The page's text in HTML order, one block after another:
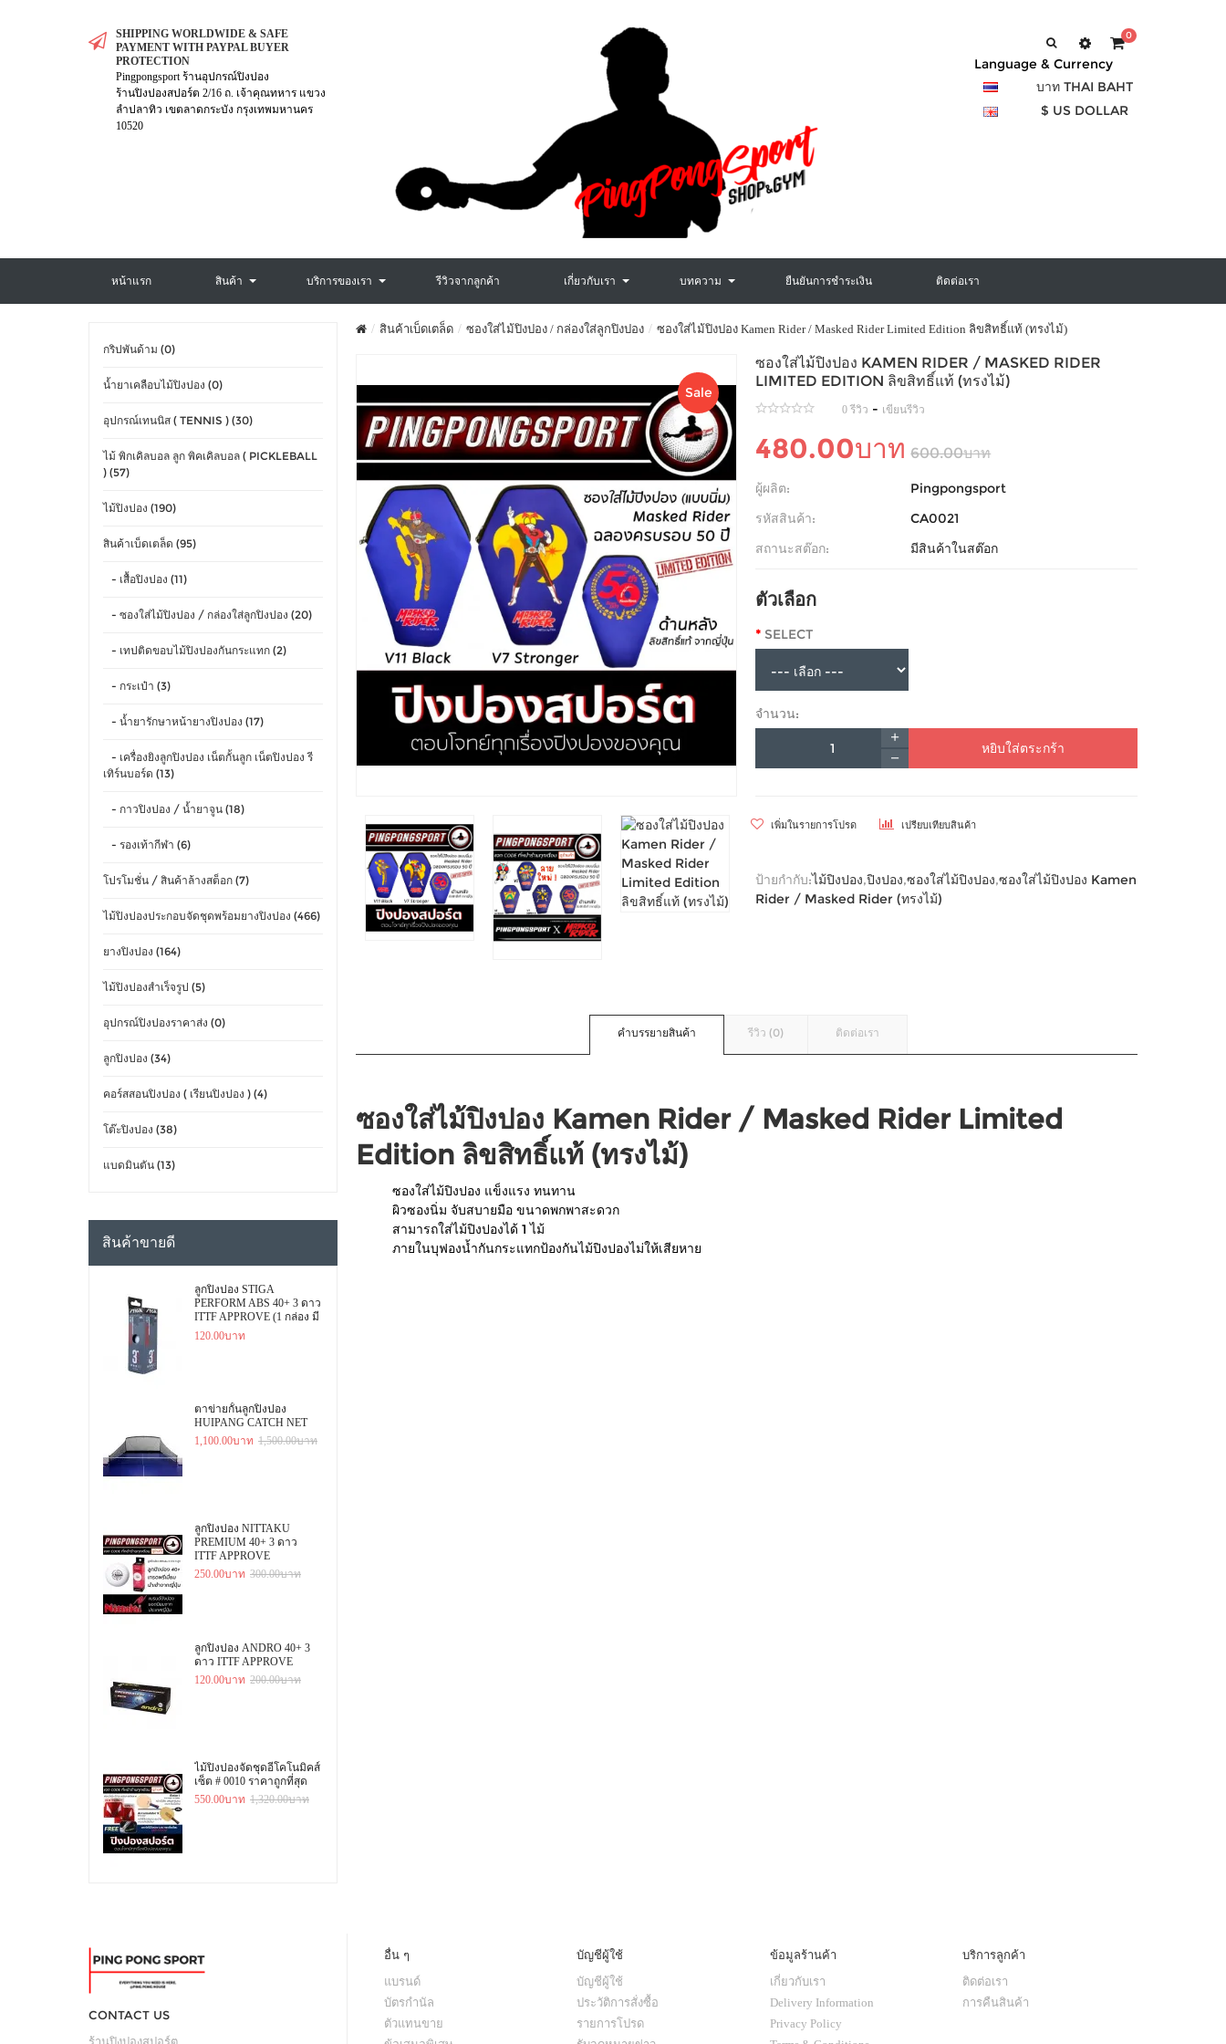
SHIPPING WORLDWIDE & SAFE
PAYMENT WITH PAYPAL BUYER
PROTECTION
Pingpongsport ร้านอุปกรณ์ปิงปอง
ร้านปิงปองสปอร์ต 2/16 ถ. เจ้าคุณทหาร แขวง
ลำปลาทิว เขตลาดกระบัง กรุงเทพมหานคร
10520
0
Language & Currency
บาท THAI BAHT
$ US DOLLAR
หน้าแรก สินค้า บริการของเรา รีวิวจากลูกค้า เกี่ยวกับเรา บทความ ยืนยันการชำระเงิน ติดต่อเรา
กริปพันด้าม (0)
น้ำยาเคลือบไม้ปิงปอง (0)
อุปกรณ์เทนนิส ( TENNIS ) (30)
ไม้ พิกเคิลบอล ลูก พิคเคิลบอล ( PICKLEBALL
) (57)
ไม้ปิงปอง (190)
สินค้าเบ็ดเตล็ด (95)
- เสื้อปิงปอง (11)
- ซองใส่ไม้ปิงปอง / กล่องใส่ลูกปิงปอง (20)
- เทปติดขอบไม้ปิงปองกันกระแทก (2)
- กระเป๋า (3)
- น้ำยารักษาหน้ายางปิงปอง (17)
- เครื่องยิงลูกปิงปอง เน็ตกั้นลูก เน็ตปิงปอง รี
เทิร์นบอร์ด (13)
- กาวปิงปอง / น้ำยาจูน (18)
- รองเท้ากีฬา (6)
โปรโมชั่น / สินค้าล้างสต็อก (7)
ไม้ปิงปองประกอบจัดชุดพร้อมยางปิงปอง (466)
ยางปิงปอง (164)
ไม้ปิงปองสำเร็จรูป (5)
อุปกรณ์ปิงปองราคาส่ง (0)
ลูกปิงปอง (34)
คอร์สสอนปิงปอง ( เรียนปิงปอง ) (4)
โต๊ะปิงปอง (38)
แบดมินตัน (13)
สินค้าขายดี
ลูกปิงปอง STIGA
PERFORM ABS 40+ 3 ดาว
ITTF APPROVE (1 กล่อง มี
3 ลูก)
120.00บาท
ตาข่ายกั้นลูกปิงปอง
HUIPANG CATCH NET
1,100.00บาท 1,500.00บาท
ลูกปิงปอง NITTAKU
PREMIUM 40+ 3 ดาว
ITTF APPROVE
250.00บาท 300.00บาท
ลูกปิงปอง ANDRO 40+ 3
ดาว ITTF APPROVE
120.00บาท 200.00บาท
ไม้ปิงปองจัดชุดอีโคโนมิคส์
เซ็ต # 0010 ราคาถูกที่สุด
550.00บาท 1,320.00บาท
สินค้าเบ็ดเตล็ด ซองใส่ไม้ปิงปอง / กล่องใส่ลูกปิงปอง ซองใส่ไม้ปิงปอง Kamen Rider / Masked Rider Limited Edition ลิขสิทธิ์แท้ (ทรงไม้)
Sale
ซองใส่ไม้ปิงปอง KAMEN RIDER / MASKED RIDER
LIMITED EDITION ลิขสิทธิ์แท้ (ทรงไม้)
0 รีวิว - เขียนรีวิว
480.00บาท 600.00บาท
ผู้ผลิต:
Pingpongsport
รหัสสินค้า:
CA0021
สถานะสต๊อก:
มีสินค้าในสต๊อก
ตัวเลือก
SELECT
จำนวน:
หยิบใส่ตระกร้า
เพิ่มในรายการโปรด เปรียบเทียบสินค้า
ป้ายกำกับ:ไม้ปิงปอง,ปิงปอง,ซองใส่ไม้ปิงปอง,ซองใส่ไม้ปิงปอง Kamen
Rider / Masked Rider (ทรงไม้)
คำบรรยายสินค้า รีวิว (0) ติดต่อเรา
ซองใส่ไม้ปิงปอง Kamen Rider / Masked Rider Limited
Edition ลิขสิทธิ์แท้ (ทรงไม้)
ซองใส่ไม้ปิงปอง แข็งแรง ทนทาน
ผิวซองนิ่ม จับสบายมือ ขนาดพกพาสะดวก
สามารถใส่ไม้ปิงปองได้ 1 ไม้
ภายในบุฟองน้ำกันกระแทกป้องกันไม้ปิงปองไม่ให้เสียหาย
CONTACT US
อื่น ๆ
แบรนด์
บัตรกำนัล
ตัวแทนขาย
บัญชีผู้ใช้
บัญชีผู้ใช้
ประวัติการสั่งซื้อ
รายการโปรด
ข้อมูลร้านค้า
เกี่ยวกับเรา
Delivery Information
Privacy Policy
บริการลูกค้า
ติดต่อเรา
การคืนสินค้า